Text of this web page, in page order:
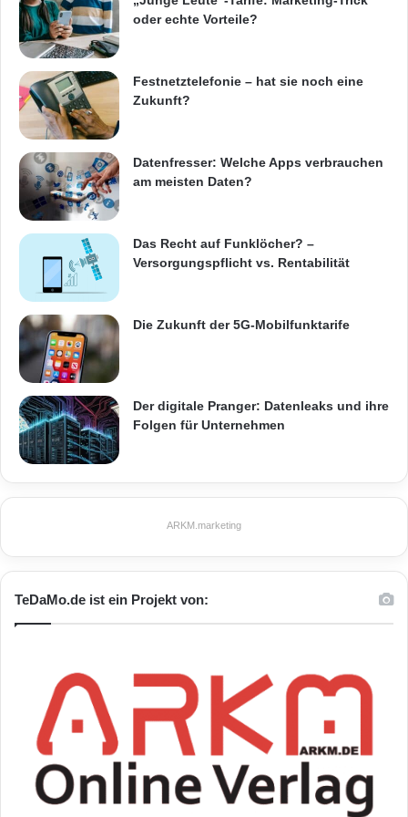
Stadthäusern mit vier Schlafzimmern, alle auf
weltweit führenden Architekten – alle bieten sie
ein offenes Open-Play-Layout, grosse
Balkone und Wintergärten
– Baumgesäumte Strassen, offene
Parkanlagen, private Gärten im Hof,
Feuchtbiotope und die Nähe zum
wunderschönen Queen Elizabeth Olympic
Park
– Die Geschäftigkeit von mehr als 30 lokalen
Läden, Cafés und Restaurants
Chobham Academy, der erstklassige
Ausbildungen für 1.800 Studenten im Alter von
– Ein hochmodernes Medizinzentrum, welches
EV mit über 60 verschiedenen
medizinischen Dienstleistungenversorgen wird
oder echte Vorteile?
Festnetztelefonie – hat sie noch eine
Zukunft?
Datenfresser: Welche Apps verbrauchen
am meisten Daten?
Das Recht auf Funklöcher? –
Versorgungspflicht vs. Rentabilität
Die Zukunft der 5G-Mobilfunktarife
Der digitale Pranger: Datenleaks und ihre
Folgen für Unternehmen
ARKM.marketing
TeDaMo.de ist ein Projekt von: